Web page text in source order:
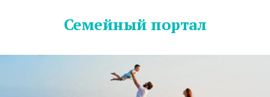
Семейный портал